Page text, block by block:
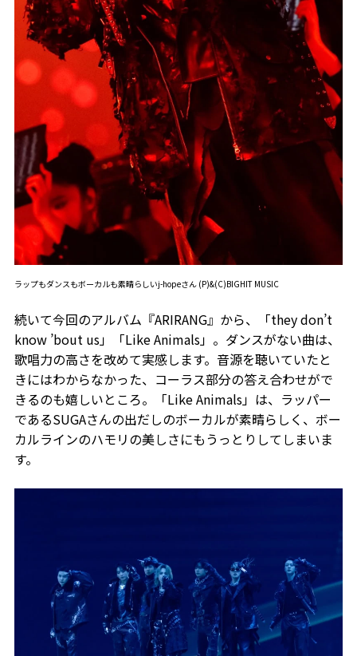
ラップもダンスもボーカルも素晴らしいj-hopeさん (P)&(C)BIGHIT MUSIC
続いて今回のアルバム『ARIRANG』から、「they don’t
know ’bout us」「Like Animals」。ダンスがない曲は、
歌唱力の高さを改めて実感します。音源を聴いていたと
きにはわからなかった、コーラス部分の答え合わせがで
きるのも嬉しいところ。「Like Animals」は、ラッパー
であるSUGAさんの出だしのボーカルが素晴らしく、ボー
カルラインのハモリの美しさにもうっとりしてしまいま
す。